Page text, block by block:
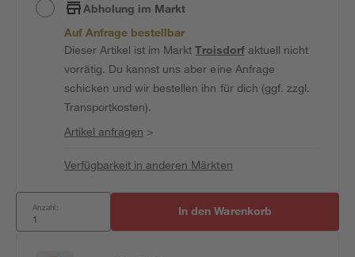
Abholung im Markt
Auf Anfrage bestellbar
Dieser Artikel ist im MarktTroisdorfaktuell nicht
vorrätig. Du kannst uns aber eine Anfrage
schicken und wir bestellen ihn für dich (ggf. zzgl.
Transportkosten).
Artikel anfragen >
Verfügbarkeit in anderen Märkten
Anzahl: In den Warenkorb